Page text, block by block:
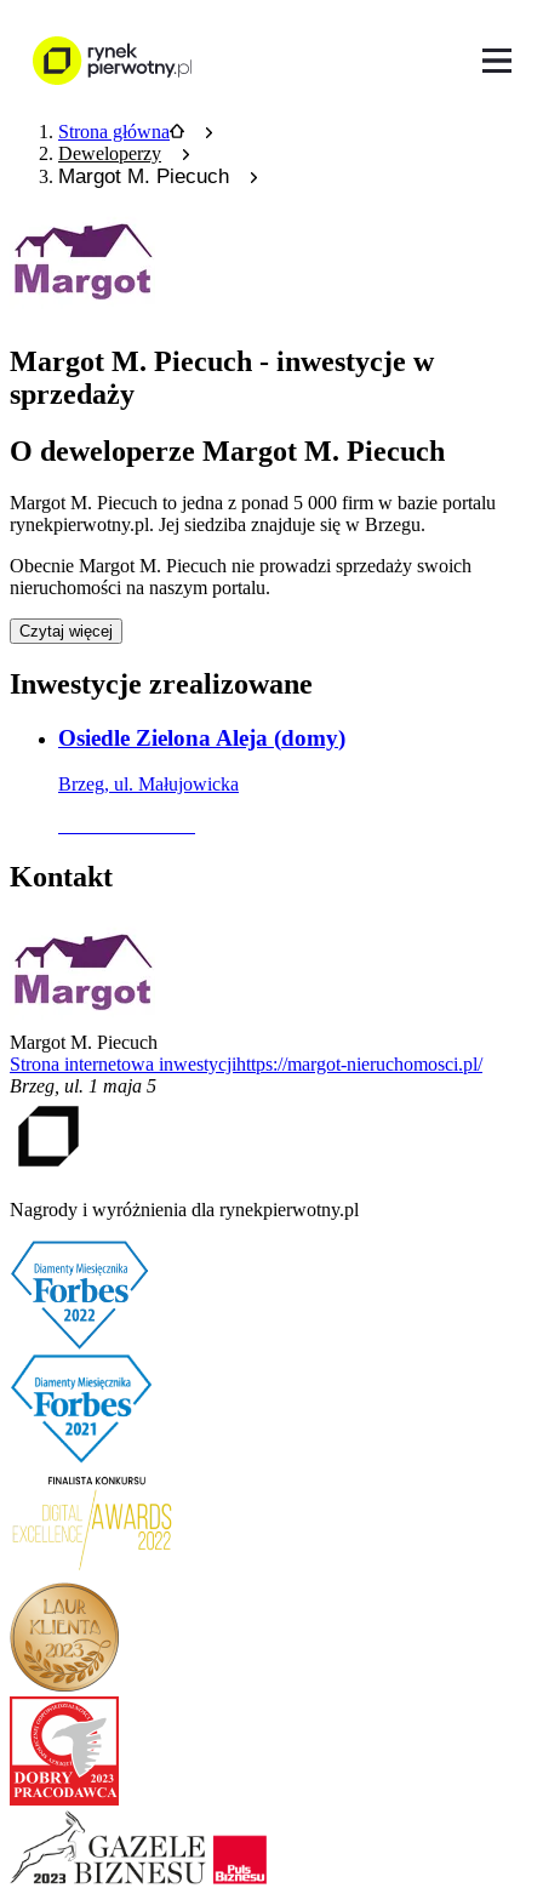
Strona główna
Deweloperzy
Margot M. Piecuch
Margot M. Piecuch - inwestycje w
sprzedaży
O deweloperze Margot M. Piecuch
Margot M. Piecuch to jedna z ponad 5 000 firm w bazie portalu
rynekpierwotny.pl. Jej siedziba znajduje się w Brzegu.
Obecnie Margot M. Piecuch nie prowadzi sprzedaży swoich
nieruchomości na naszym portalu.
Czytaj więcej
Inwestycje zrealizowane
Osiedle Zielona Aleja (domy)
Brzeg, ul. Małujowicka
Kontakt
Margot M. Piecuch
Strona internetowa inwestycjihttps://margot-nieruchomosci.pl/
Brzeg ul. 1 maja 5
Nagrody i wyróżnienia dla rynekpierwotny.pl